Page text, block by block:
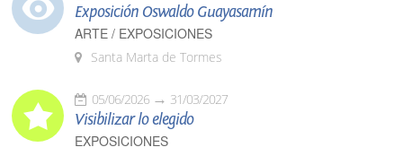
Exposición Oswaldo Guayasamín
ARTE / EXPOSICIONES
Santa Marta de Tormes
05/06/2026 31/03/2027
Visibilizar lo elegido
EXPOSICIONES